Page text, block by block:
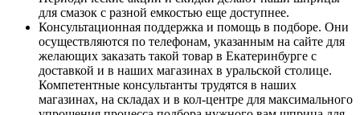
для смазок с разной емкостью еще доступнее.
Консультационная поддержка и помощь в подборе. Они
осуществляются по телефонам, указанным на сайте для
желающих заказать такой товар в Екатеринбурге с
доставкой и в наших магазинах в уральской столице.
Компетентные консультанты трудятся в наших
магазинах, на складах и в кол-центре для максимального